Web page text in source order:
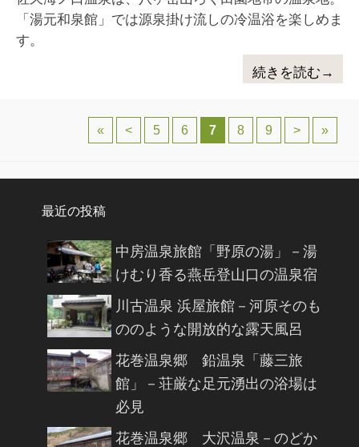
「湯元和泉館」では源泉掛け流しの冷温浴を楽しめま
す。
続きを読む→
投稿ナビゲーション
« < 5 6 7 8 9 > »
最近の投稿
中房温泉旅館「野原の湯」－湯
けむり香る燕岳登山口の温泉宿
川古温泉 浜屋旅館－河原そのも
ののような開放的な露天風呂
花巻温泉郷 鉛温泉「藤三旅
館」－荘厳な足元湧出の浴場は
必見
花巻温泉郷 大沢温泉－のどか